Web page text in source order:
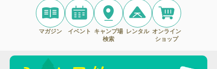
マガジン イベント
キャンプ場
検索
レンタル オンライン
ショップ